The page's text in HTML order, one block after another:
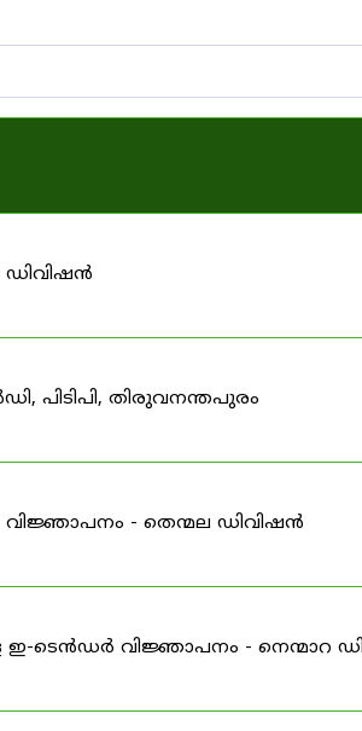
ഡിവിഷൻ
പിടിപി, തിരുവനന്തപുരം
- തെന്മല ഡിവിഷൻ
ടെൻഡർ വിജ്ഞാപനം - നെന്മാറ